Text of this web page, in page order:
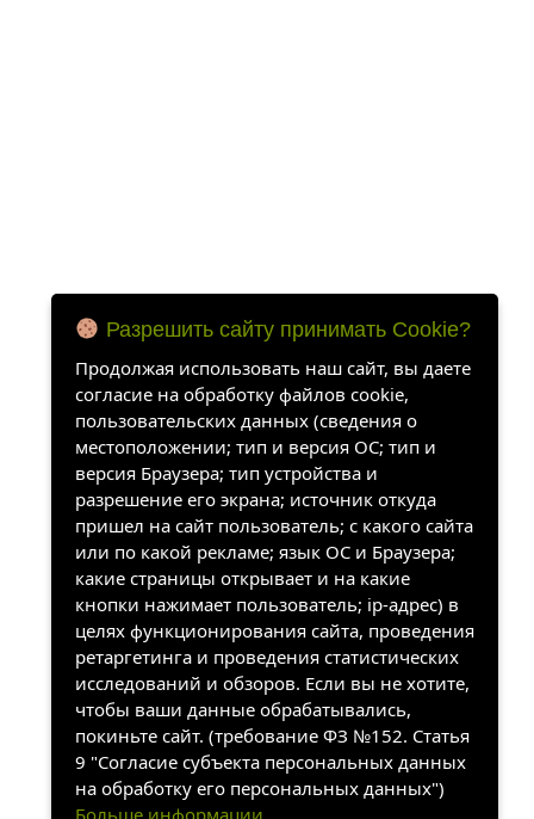
Разрешить сайту принимать Cookie?
Продолжая использовать наш сайт, вы даете
согласие на обработку файлов cookie,
пользовательских данных (сведения о
местоположении; тип и версия ОС; тип и
версия Браузера; тип устройства и
разрешение его экрана; источник откуда
пришел на сайт пользователь; с какого сайта
или по какой рекламе; язык ОС и Браузера;
какие страницы открывает и на какие
кнопки нажимает пользователь; ip-адрес) в
целях функционирования сайта, проведения
ретаргетинга и проведения статистических
исследований и обзоров. Если вы не хотите,
чтобы ваши данные обрабатывались,
покиньте сайт. (требование ФЗ №152. Статья
9 "Согласие субъекта персональных данных
на обработку его персональных данных")
Больше информации